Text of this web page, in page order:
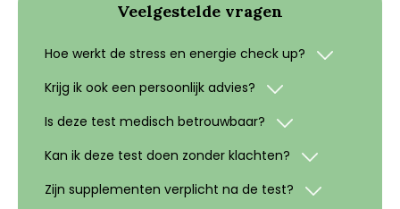
Veelgestelde vragen
Hoe werkt de stress en energie check up?
Krijg ik ook een persoonlijk advies?
Is deze test medisch betrouwbaar?
Kan ik deze test doen zonder klachten?
Zijn supplementen verplicht na de test?